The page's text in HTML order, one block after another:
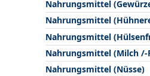
Nahrungsmittel
Nahrungsmittel
Nahrungsmittel
Nahrungsmittel (Milch
Nahrungsmittel (Nüsse)